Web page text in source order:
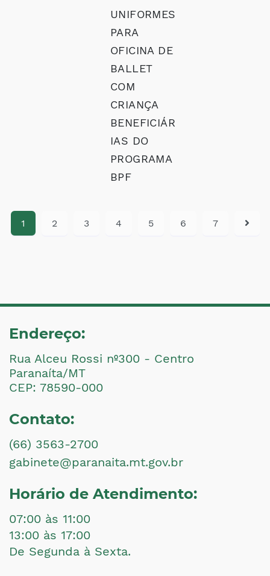
UNIFORMES
PARA
OFICINA DE
BALLET
COM
CRIANÇA
BENEFICIÁR
IAS DO
PROGRAMA
BPF
1 2 3 4 5 6 7
Endereço:
Rua Alceu Rossi nº300 - Centro
Paranaíta/MT
CEP: 78590-000
Contato:
(66) 3563-2700
gabinete@paranaita.mt.gov.br
Horário de Atendimento:
07:00 às 11:00
13:00 às 17:00
De Segunda à Sexta.